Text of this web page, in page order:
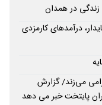
زندگی در همدان
درآمدهای کارمزدی
می‌زند/ گزارش
پایتخت خبر می دهد